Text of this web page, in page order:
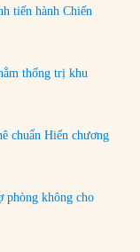
tiến hành Chiến
thống trị khu
chuẩn Hiến chương
phòng không cho